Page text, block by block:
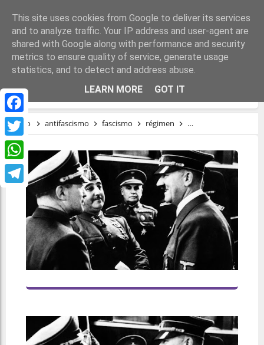
Facebook
Twitter
WhatsApp
Telegram
ANTIFA (EL ANTIFASCISMO)
Inicio antifascismo fascismo régimen tardofranquismo
This site uses cookies from Google to deliver its services
and to analyze traffic. Your IP address and user-agent are
shared with Google along with performance and security
metrics to ensure quality of service, generate usage
statistics, and to detect and address abuse.
LEARN MORE
GOT IT